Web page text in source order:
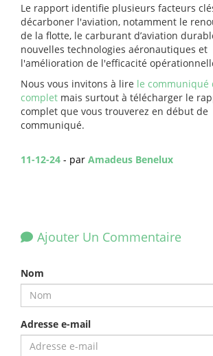
Le rapport identifie plusieurs facteurs
décarboner l'aviation, notamment le
de la flotte, le carburant d’aviation
nouvelles technologies aéronautiques et
l'amélioration de l'efficacité
Nous vous invitons à lire le communiqué
complet mais surtout à télécharger le
complet que vous trouverez en début de
communiqué.
11-12-24 - par Amadeus Benelux
Ajouter Un Commentaire
Nom
Adresse e-mail